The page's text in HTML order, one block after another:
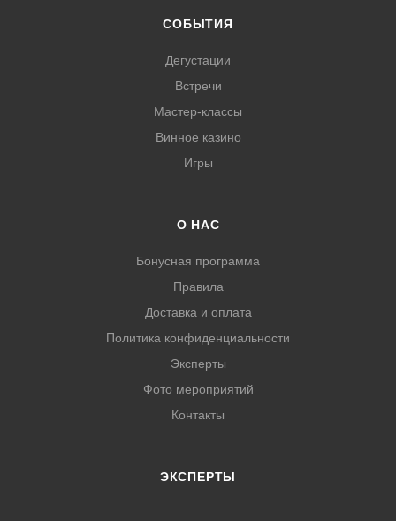
СОБЫТИЯ
Дегустации
Встречи
Мастер-классы
Винное казино
Игры
О НАС
Бонусная программа
Правила
Доставка и оплата
Политика конфиденциальности
Эксперты
Фото мероприятий
Контакты
ЭКСПЕРТЫ